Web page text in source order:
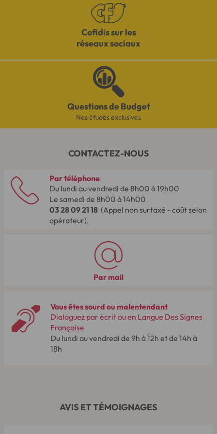
Cofidis sur les
réseaux sociaux
Questions de Budget
Nos études exclusives
CONTACTEZ-NOUS
Par téléphone
Du lundi au vendredi de 8h00 à 19h00
Le samedi de 8h00 à 14h00.
03 28 09 21 18 (Appel non surtaxé - coût selon
opérateur).
Par mail
Vous êtes sourd ou malentendant
Dialoguez par écrit ou en Langue Des Signes
Française
Du lundi au vendredi de 9h à 12h et de 14h à
18h
AVIS ET TÉMOIGNAGES